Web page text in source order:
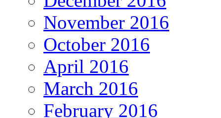
November 2016
October 2016
April 2016
March 2016
February 2016